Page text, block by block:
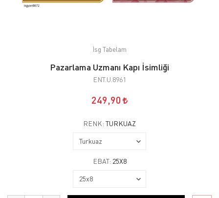
İsg Tabelam
Pazarlama Uzmanı Kapı İsimliği
ENT.U.8961
249,90
RENK: TURKUAZ
EBAT: 25X8